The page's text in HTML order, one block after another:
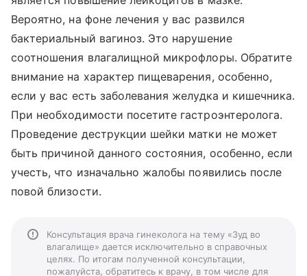
Вероятно, на фоне лечения у вас развился
бактериальный вагиноз. Это нарушение
соотношения влагалищной микрофлоры. Обратите
внимание на характер пищеварения, особенно,
если у вас есть заболевания желудка и кишечника.
При необходимости посетите гастроэнтеролога.
Проведение деструкции шейки матки не может
быть причиной данного состояния, особенно, если
учесть, что изначально жалобы появились после
повой близости.
Консультация врача гинеколога на тему «Зуд во
влагалище» дается исключительно в справочных
целях. По итогам полученной консультации,
пожалуйста, обратитесь к врачу, в том числе для